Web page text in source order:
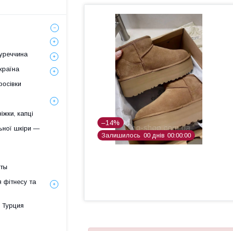
–14%
Залишилось 00 днів 00 00 00
капці
шкіри —
фітнесу та